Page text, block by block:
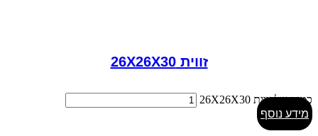
זווית 26X26X30
כמות של זווית 26X26X30
מידע נוסף